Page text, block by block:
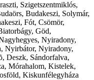
Szigetszentmiklós,
Budakeszi, Solymár,
Fót, Csömör,
Göd,
Nyiradony,
Nyirbátor, Nyiradony,
Deszk, Sándorfalva,
Mórahalom, Kistelek,
Kiskunfélegyháza